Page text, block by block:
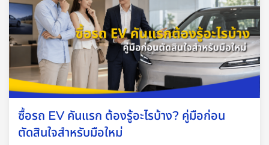
เปลี่ยนยางตามอายุการใช้งานยังทำได้หรือ
ไม่ในยุคนี้
เชื่อว่าหลายคนคงเคยได้ยินคำแนะนำที่ว่า ให้เปลี่ยนยางรถยนต์ตาม
อายุการใช้งาน คือเปลี่ยนยางรถยนต์ทุก 3 - 5 ปี หรือเปลี่ยนยาง
รถยนต์ทุก 30,000 - 40,000 กิโลเมตร
ซื้อรถ EV คันแรก ต้องรู้อะไรบ้าง? คู่มือก่อน
ตัดสินใจสำหรับมือใหม่